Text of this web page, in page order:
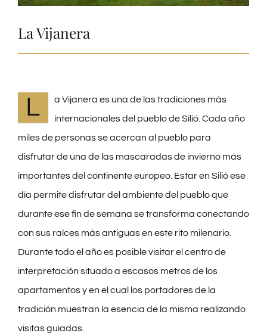
La Vijanera
L
a Vijanera es una de las tradiciones más
internacionales del pueblo de Silió. Cada año
miles de personas se acercan al pueblo para
disfrutar de una de las mascaradas de invierno más
importantes del continente europeo. Estar en Silió ese
día permite disfrutar del ambiente del pueblo que
durante ese fin de semana se transforma conectando
con sus raíces más antiguas en este rito milenario.
Durante todo el año es posible visitar el centro de
interpretación situado a escasos metros de los
apartamentos y en el cual los portadores de la
tradición muestran la esencia de la misma realizando
visitas guiadas.